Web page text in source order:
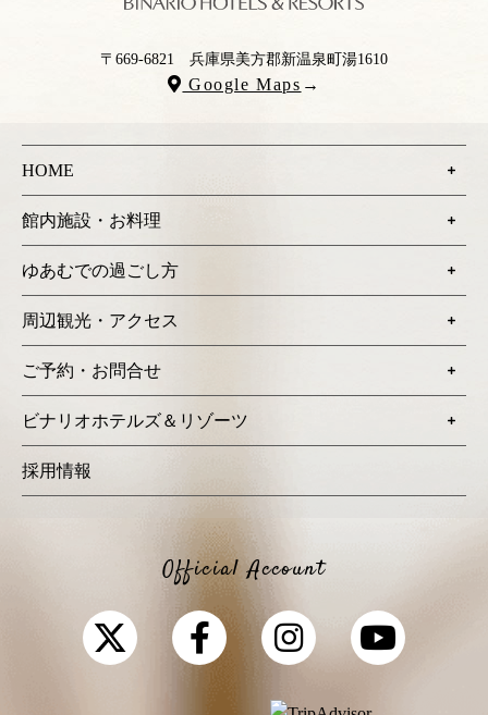
〒669-6821 兵庫県美方郡新温泉町湯1610
Google Maps →
HOME
館内施設・お料理
ゆあむでの過ごし方
周辺観光・アクセス
ご予約・お問合せ
ビナリオホテルズ＆リゾーツ
採用情報
Official Account